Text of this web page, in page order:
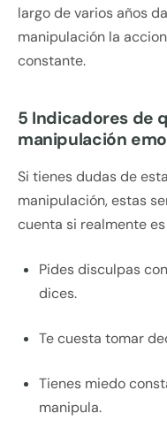
largo de varios años
manipulación la
constante.
5 Indicadores de
manipulación
Si tienes dudas de
manipulación, estas
cuenta si realmente es
Pides disculpas
dices.
Te cuesta tomar
Tienes miedo
manipula.